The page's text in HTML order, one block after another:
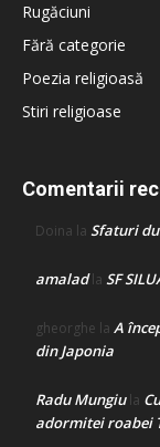
Rugăciuni
Fără categorie
Poezia religioasă
Stiri religioase
Comentarii
Doina la Sfaturi
amaladla SF
gheorghe la A
din Japonia
Radu Mungiula
adormitei roabei